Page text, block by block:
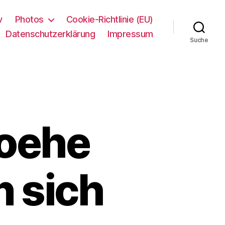
Photos
Cookie-Richtlinie (EU)
Datenschutzerklärung
Impressum
Suche
sich